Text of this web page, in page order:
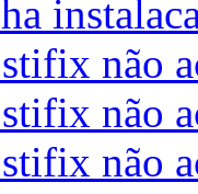
não
não
não